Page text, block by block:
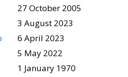
27 October 2005
3 August 2023
6 April 2023
5 May 2022
1 January 1970